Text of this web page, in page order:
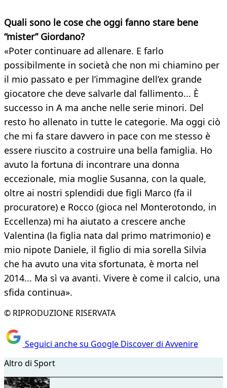
Quali sono le cose che oggi fanno stare bene
“mister” Giordano?
«Poter continuare ad allenare. E farlo
possibilmente in società che non mi chiamino per
il mio passato e per l’immagine dell’ex grande
giocatore che deve salvarle dal fallimento... È
successo in A ma anche nelle serie minori. Del
resto ho allenato in tutte le categorie. Ma oggi ciò
che mi fa stare davvero in pace con me stesso è
essere riuscito a costruire una bella famiglia. Ho
avuto la fortuna di incontrare una donna
eccezionale, mia moglie Susanna, con la quale,
oltre ai nostri splendidi due figli Marco (fa il
procuratore) e Rocco (gioca nel Monterotondo, in
Eccellenza) mi ha aiutato a crescere anche
Valentina (la figlia nata dal primo matrimonio) e
mio nipote Daniele, il figlio di mia sorella Silvia
che ha avuto una vita sfortunata, è morta nel
2014... Ma sì va avanti. Vivere è come il calcio, una
sfida continua».
© RIPRODUZIONE RISERVATA
Seguici anche su Google Discover di Avvenire
Altro di Sport